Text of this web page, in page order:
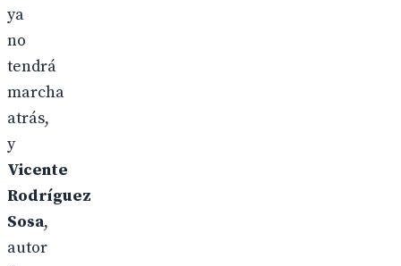
ya
no
tendrá
marcha
atrás,
y
Vicente
Rodríguez
Sosa,
autor